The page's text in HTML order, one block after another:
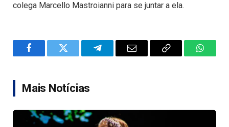
colega Marcello Mastroianni para se juntar a ela.
FacebookTwitter TelegramEmail
Copy
Mais Notícias